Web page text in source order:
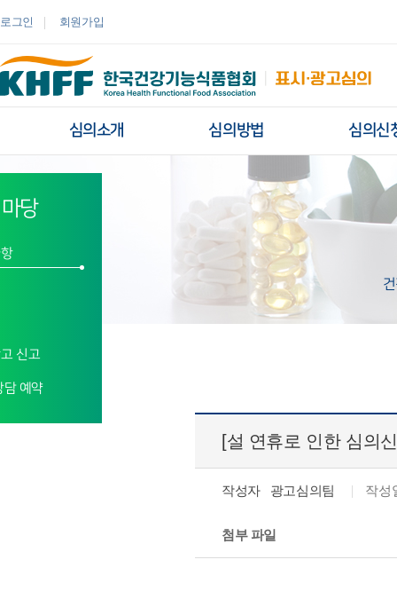
로그인 회원가입
심의소개 심의방법 심의신
유통플랫폼
당
신고
담 예약
[설 연휴로 인한 심의
작성자 광고심의팀 작성
첨부 파일